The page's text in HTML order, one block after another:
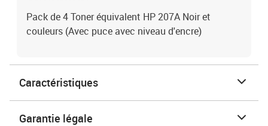
Pack de 4 Toner équivalent HP 207A Noir et
couleurs (Avec puce avec niveau d'encre)
Caractéristiques
Garantie légale